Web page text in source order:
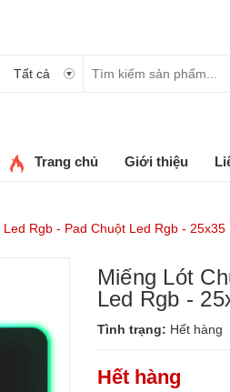
Tất cả
Trang chủ Giới thiệu
Rgb - Pad Chuột Led Rgb - 25x35
Miếng Lót
Led Rgb -
Tình trạng: Hết hàng
Hết hàng